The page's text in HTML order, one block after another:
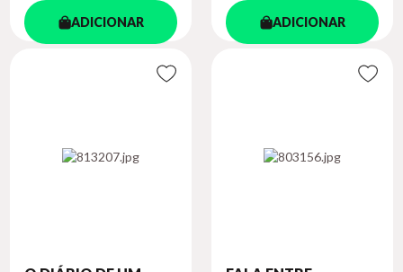
ADICIONAR ADICIONAR